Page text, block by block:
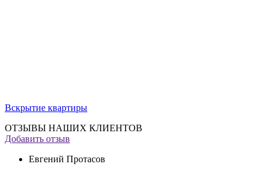
Вскрытие квартиры
ОТЗЫВЫ НАШИХ КЛИЕНТОВ
Добавить отзыв
Евгений Протасов